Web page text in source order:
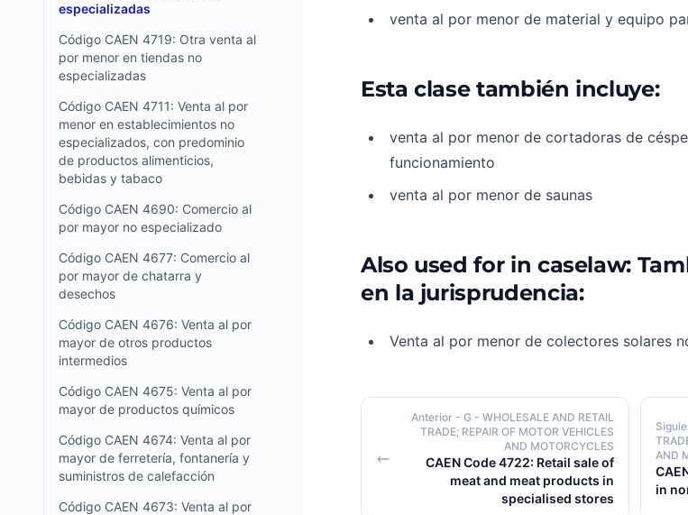
especializadas
Código CAEN 4719: Otra venta al
por menor en tiendas no
especializadas
Código CAEN 4711: Venta al por
menor en establecimientos no
especializados, con predominio
de productos alimenticios,
bebidas y tabaco
Código CAEN 4690: Comercio al
por mayor no especializado
Código CAEN 4677: Comercio al
por mayor de chatarra y
desechos
Código CAEN 4676: Venta al por
mayor de otros productos
intermedios
Código CAEN 4675: Venta al por
mayor de productos químicos
Código CAEN 4674: Venta al por
mayor de ferretería, fontanería y
suministros de calefacción
Código CAEN 4673: Venta al por
venta al por menor de material y equipo
Esta clase también incluye:
venta al por menor de cortadoras de
funcionamiento
venta al por menor de saunas
Also used for in caselaw:
en la jurisprudencia:
Venta al por menor de colectores solares
Anterior - G - WHOLESALE AND RETAIL
TRADE; REPAIR OF MOTOR VEHICLES
AND MOTORCYCLES
CAEN Code 4722: Retail sale of
meat and meat products in
specialised stores
AND
in